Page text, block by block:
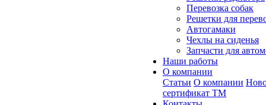
Перевозка собак
Решетки для
Автогамаки
Чехлы на сиденья
Запчасти для
Наши работы
О компании
Статьи О компании
сертификат ТМ